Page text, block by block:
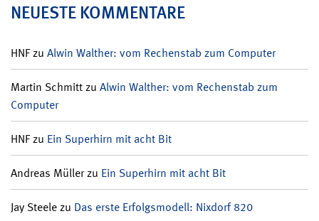
NEUESTE KOMMENTARE
HNFzu Alwin Walther: vom Rechenstab zum Computer
Martin Schmittzu Alwin Walther: vom Rechenstab zum
Computer
HNFzu Ein Superhirn mit acht Bit
Andreas Müllerzu Ein Superhirn mit acht Bit
Jay Steelezu Das erste Erfolgsmodell: Nixdorf 820